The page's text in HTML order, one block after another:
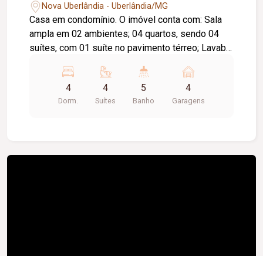
Nova Uberlândia - Uberlândia/MG
Casa em condomínio. O imóvel conta com: Sala
ampla em 02 ambientes; 04 quartos, sendo 04
suítes, com 01 suíte no pavimento térreo; Lavabo;
churrasqueira; Lavanderia; Despensa; Piscina; 04
vagas de garagem; Diferenciais: Excelente
localização dentro do condomínio; Projeto com
4
Dorm.
4
Suítes
5
Banho
4
Garagens